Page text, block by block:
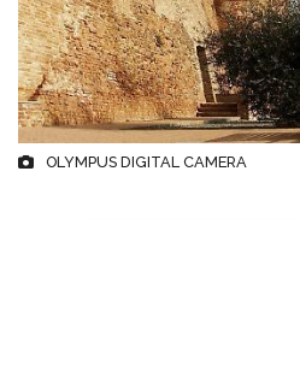
OLYMPUS DIGITAL CAMERA